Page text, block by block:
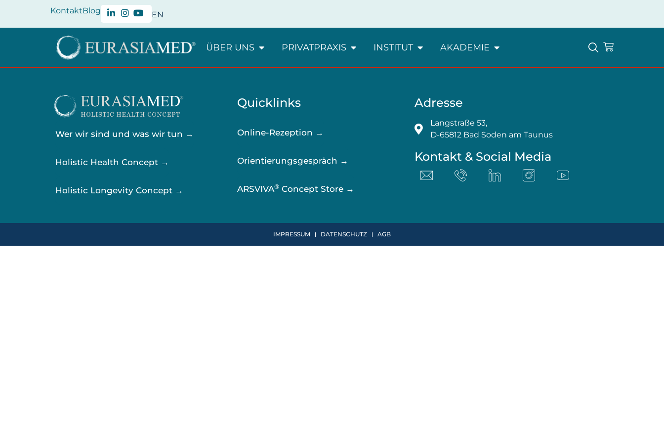
KontaktBlog EN
ÜBER UNS PRIVATPRAXIS INSTITUT AKADEMIE
Wer wir sind und was wir tun →
Holistic Health Concept →
Holistic Longevity Concept →
Quicklinks
Online-Rezeption →
Orientierungsgespräch →
ARSVIVA® Concept Store →
Adresse
Langstraße 53,
D-65812 Bad Soden am Taunus
Kontakt & Social Media
IMPRESSUM DATENSCHUTZ AGB